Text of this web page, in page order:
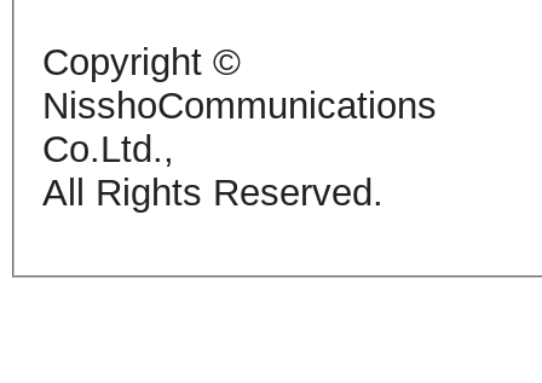
Copyright ©
NisshoCommunications
Co.Ltd.,
All Rights Reserved.